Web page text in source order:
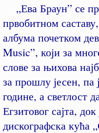
„Ева Браун” се
првобитном
албума почетком
Music”, који за
слове за њихова
за прошлу јесен, па
године, а светлост
Егзитовог сајта,
дискографска кућа